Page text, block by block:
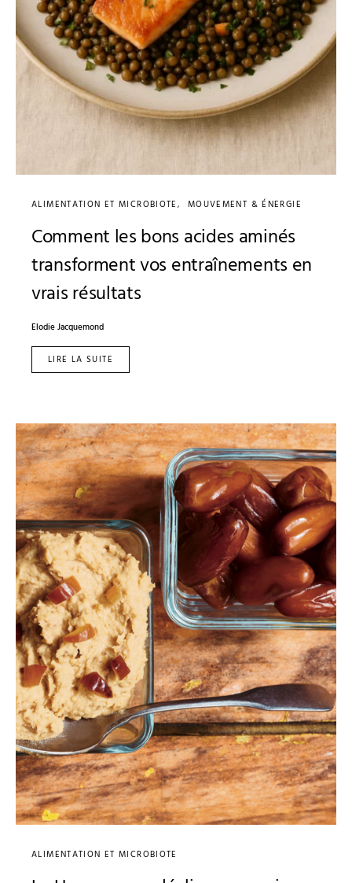
ALIMENTATION ET MICROBIOTE MOUVEMENT & ÉNERGIE
Comment les bons acides aminés
transforment vos entraînements en
vrais résultats
Elodie Jacquemond
LIRE LA SUITE
ALIMENTATION ET MICROBIOTE